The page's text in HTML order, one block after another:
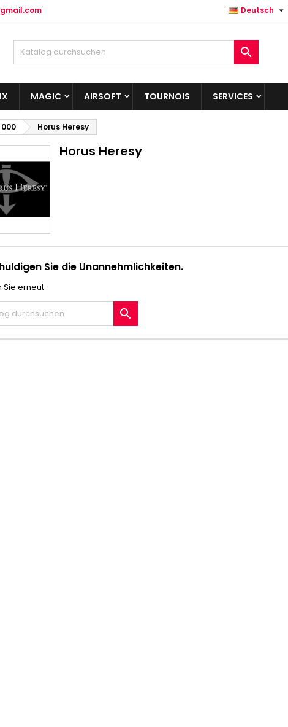
Deutsch 

MAGIC AIRSOFT TOURNOIS SERVICES
Horus Heresy
Horus Heresy
Sie die Unannehmlichkeiten.
Sie erneut
